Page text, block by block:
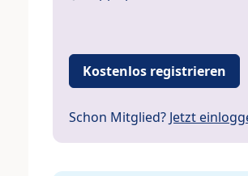
Kostenlos registrieren
Schon Mitglied? Jetzt